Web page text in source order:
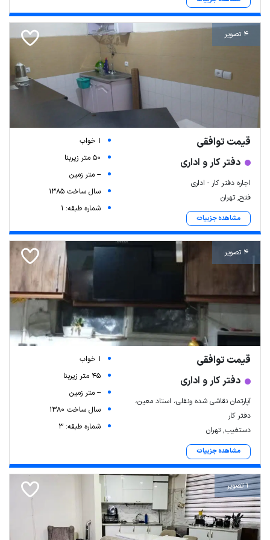
Leaflet| Map data ©ariamarz.com
4 تصویر
قیمت توافقی
دفتر کار و اداری
اجاره دفتر کار - اداری
فتح, تهران
مشاهده جزییات
1 خواب
50 متر زیربنا
-- متر زمین
سال ساخت 1385
شماره طبقه: 1
4 تصویر
قیمت توافقی
دفتر کار و اداری
آپارتمان نقاشی شده ونقلی، استاد معین،
دفتر کار
دستغیب, تهران
مشاهده جزییات
1 خواب
45 متر زیربنا
-- متر زمین
سال ساخت 1380
شماره طبقه: 3
1 تصویر